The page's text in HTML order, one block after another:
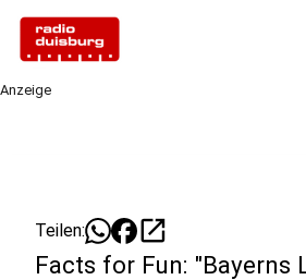
Anzeige
Teilen: open_in_new
Facts for Fun: "Bayerns